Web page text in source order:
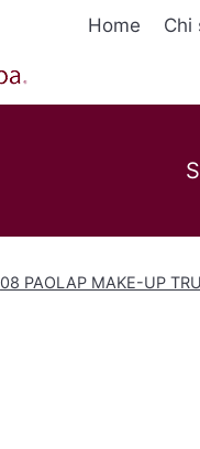
Home Chi
08 PAOLAP MAKE-UP